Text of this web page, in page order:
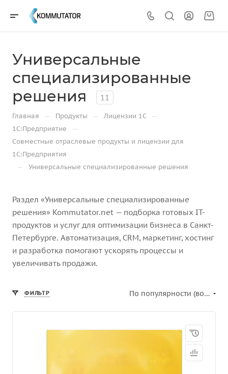
Универсальные
специализированные
решения
11
Главная — Продукты — Лицензии 1С —
1С:Предприятие —
Совместные отраслевые продукты и лицензии для
1С:Предприятия
— Универсальные специализированные решения
Раздел «Универсальные специализированные
решения» Kommutator.net — подборка готовых IT-
продуктов и услуг для оптимизации бизнеса в Санкт-
Петербурге. Автоматизация, CRM, маркетинг, хостинг
и разработка помогают ускорять процессы и
увеличивать продажи.
ФИЛЬТР По популярности (возрастание)